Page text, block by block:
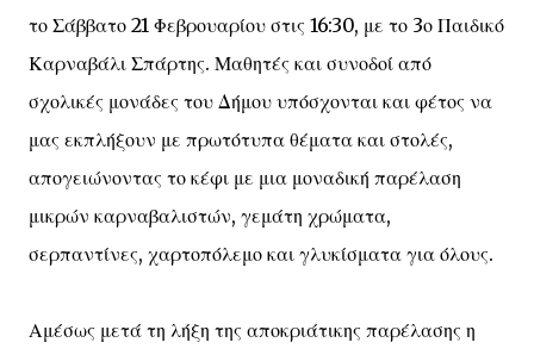
το Σάββατο 21 Φεβρουαρίου στις 16:30, με το 3ο Παιδικό
Καρναβάλι Σπάρτης. Μαθητές και συνοδοί από
σχολικές μονάδες του Δήμου υπόσχονται και φέτος να
μας εκπλήξουν με πρωτότυπα θέματα και στολές,
απογειώνοντας το κέφι με μια μοναδική παρέλαση
μικρών καρναβαλιστών, γεμάτη χρώματα,
σερπαντίνες, χαρτοπόλεμο και γλυκίσματα για όλους.
Αμέσως μετά τη λήξη της αποκριάτικης παρέλασης η